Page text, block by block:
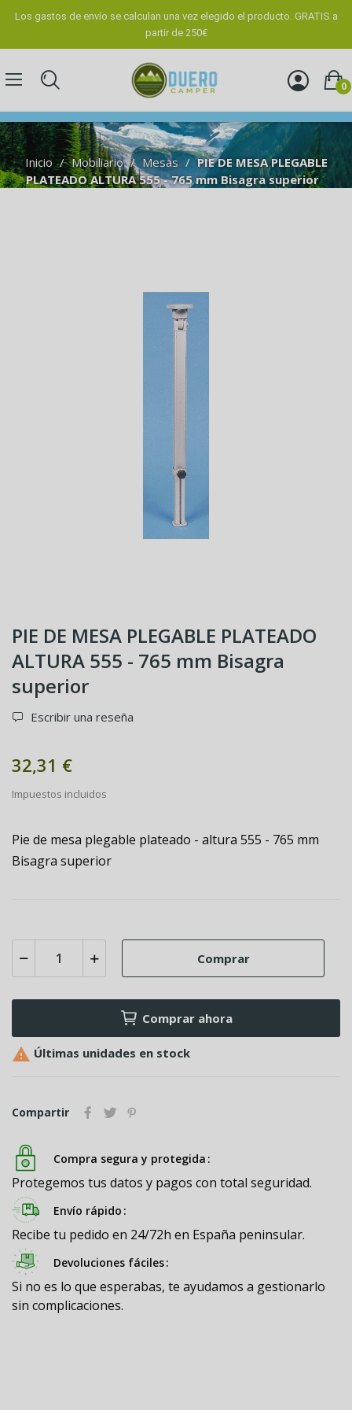
Los gastos de envío se calculan una vez elegido el producto. GRATIS a
partir de 250€
0
Inicio Mobiliario Mesas
PIE DE MESA PLEGABLE
PLATEADO ALTURA 555 - 765 mm Bisagra superior
PIE DE MESA PLEGABLE PLATEADO
ALTURA 555 - 765 mm Bisagra
superior
Escribir una reseña
32,31 €
Impuestos incluidos
Pie de mesa plegable plateado - altura 555 - 765 mm
Bisagra superior
Comprar
Comprar ahora
 Últimas unidades en stock
Compartir
Compra segura y protegida
Protegemos tus datos y pagos con total seguridad.
Envío rápido
Recibe tu pedido en 24/72h en España peninsular.
Devoluciones fáciles
Si no es lo que esperabas, te ayudamos a gestionarlo
sin complicaciones.